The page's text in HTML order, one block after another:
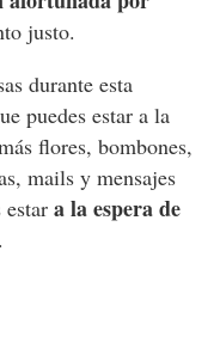
justo.
durante esta
puedes estar a la
flores, bombones,
mails y mensajes
a la espera de
.